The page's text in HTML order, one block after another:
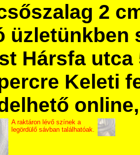
2
üzletünkben
Hársfa utca
Keleti
A raktáron lévő színek a
legördülő sávban találhatóak.